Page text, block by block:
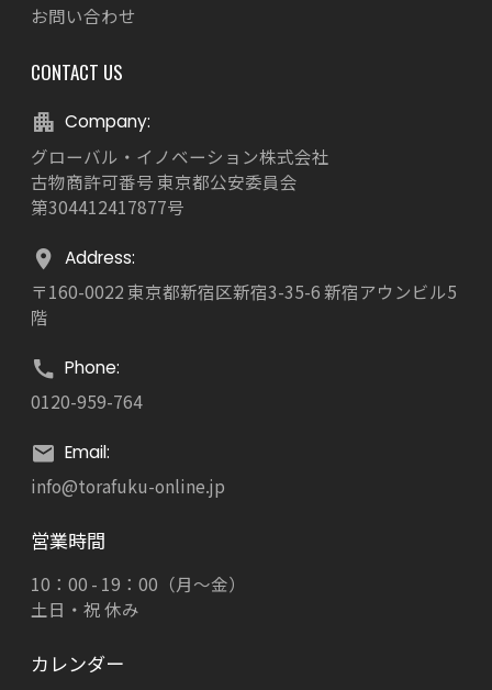
CONTACT US
Company:
グローバル・イノベーション株式会社
古物商許可番号 東京都公安委員会
第304412417877号
Address:
〒160-0022 東京都新宿区新宿3-35-6 新宿アウンビル5
階
Phone:
0120-959-764
Email:
info@torafuku-online.jp
お問い合わせ
営業時間
10：00 - 19：00（月～金）
土日・祝 休み
カレンダー